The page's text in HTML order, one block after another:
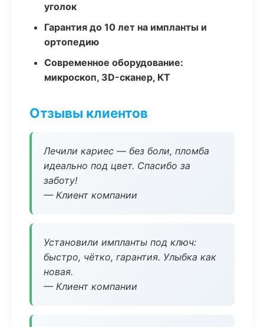
уголок
Гарантия до 10 лет на импланты и
ортопедию
Современное оборудование:
микроскоп, 3D-сканер, КТ
Отзывы клиентов
Лечили кариес — без боли, пломба
идеально под цвет. Спасибо за
заботу!
— Клиент компании
Установили импланты под ключ:
быстро, чётко, гарантия. Улыбка как
новая.
— Клиент компании